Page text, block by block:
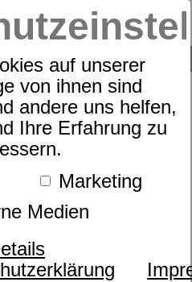
auf unserer
von ihnen sind
andere uns helfen,
Ihre Erfahrung zu
Marketing
Medien
SUCHE
0
air - Faser,